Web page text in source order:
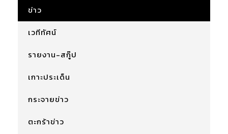
ข่าว
เวทีทัศน์
รายงาน-สกู๊ป
เกาะประเด็น
กระจายข่าว
ตะกร้าข่าว